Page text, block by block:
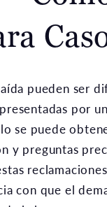
pueden ser
por
se puede
y preguntas
con que el